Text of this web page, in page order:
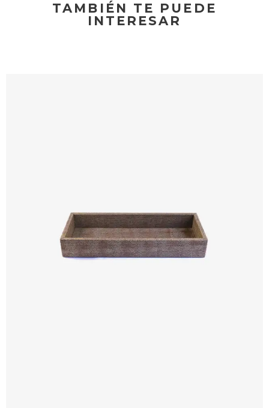
TAMBIÉN TE PUEDE
INTERESAR